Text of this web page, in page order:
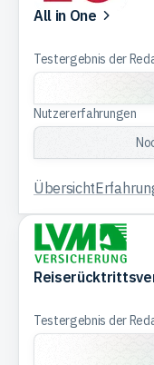
All in One
Testergebnis der
Nutzererfahrungen
Übersicht
Testergebnis der